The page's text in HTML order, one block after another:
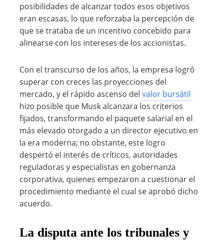
posibilidades de alcanzar todos esos objetivos
eran escasas, lo que reforzaba la percepción de
que se trataba de un incentivo concebido para
alinearse con los intereses de los accionistas.
Con el transcurso de los años, la empresa logró
superar con creces las proyecciones del
mercado, y el rápido ascenso del valor bursátil
hizo posible que Musk alcanzara los criterios
fijados, transformando el paquete salarial en el
más elevado otorgado a un director ejecutivo en
la era moderna; no obstante, este logro
despertó el interés de críticos, autoridades
reguladoras y especialistas en gobernanza
corporativa, quienes empezaron a cuestionar el
procedimiento mediante el cual se aprobó dicho
acuerdo.
La disputa ante los tribunales y